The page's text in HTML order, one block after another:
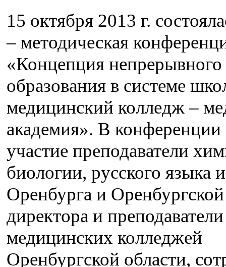
15 октября 2013 г.
– методическая
«Концепция непрерывного
образования в системе
медицинский колледж –
академия». В
участие преподаватели
биологии, русского языка
Оренбурга и
директора и преподаватели
медицинских колледжей
Оренбургской области,